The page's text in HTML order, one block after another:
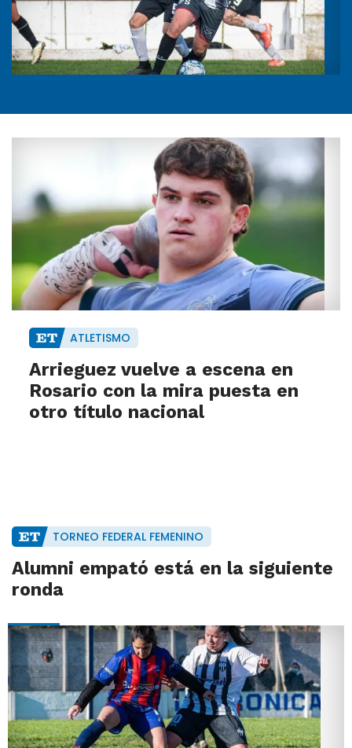
ATLETISMO
Arrieguez vuelve a escena en
Rosario con la mira puesta en
otro título nacional
TORNEO FEDERAL FEMENINO
Alumni empató está en la siguiente
ronda